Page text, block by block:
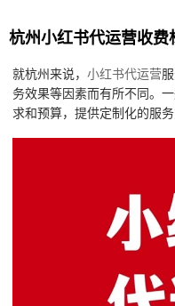
杭州小红书代运营收费
就杭州来说，小红书代运营
务效果等因素而有所不同。
求和预算，提供定制化的服务